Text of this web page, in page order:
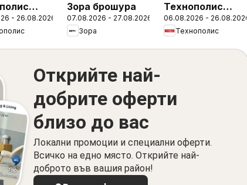
-
- 26.08.2026
Зора брошура
07.08.2026 - 27.08.2026
Зора
Технополис
брошура
06.08.2026 - 26.08.2026
Технополис
Открийте най-
добрите оферти
близо до вас
Локални промоции и специални оферти.
Всичко на едно място. Открийте най-
доброто във вашия район!